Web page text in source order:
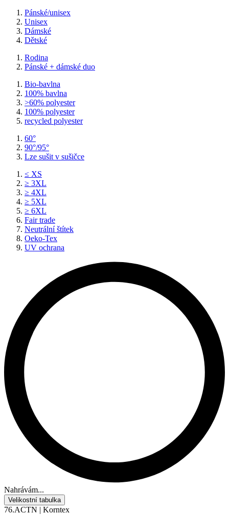
Pánské/unisex
Unisex
Dámské
Dětské
Rodina
Pánské + dámské duo
Bio-bavlna
100% bavlna
>60% polyester
100% polyester
recycled polyester
60°
90°/95°
Lze sušit v sušičce
≤ XS
≥ 3XL
≥ 4XL
≥ 5XL
≥ 6XL
Fair trade
Neutrální štítek
Oeko-Tex
UV ochrana
Nahrávám...
Velikostní tabulka
76.ACTN | Korntex